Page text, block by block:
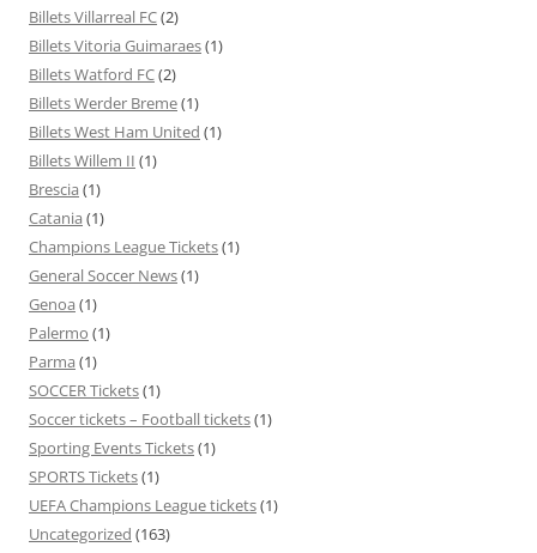
Billets Villarreal FC(2)
Billets Vitoria Guimaraes(1)
Billets Watford FC(2)
Billets Werder Breme(1)
Billets West Ham United (1)
Billets Willem II (1)
Brescia (1)
Catania (1)
Champions League Tickets(1)
General Soccer News(1)
Genoa (1)
Palermo (1)
Parma (1)
SOCCER Tickets(1)
Soccer tickets – Football tickets(1)
Sporting Events Tickets(1)
SPORTS Tickets(1)
UEFA Champions League tickets(1)
Uncategorized (163)